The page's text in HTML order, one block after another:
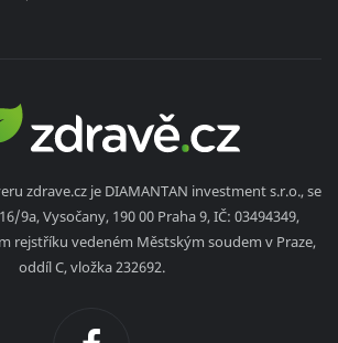
zdrave.cz je DIAMANTAN investment s.r.o., se
9a, Vysočany, 190 00 Praha 9, IČ: 03494349,
rejstříku vedeném Městským soudem v Praze,
oddíl C, vložka 232692.